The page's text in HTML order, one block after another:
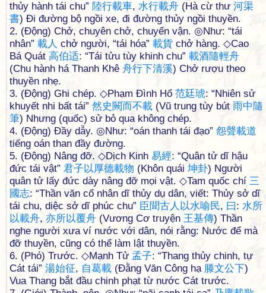
thủy hành tái chu” 陸行載車, 水行載舟 (Hà cừ thư 河渠
書) Đi đường bộ ngồi xe, đi đường thủy ngồi thuyền.
2. (Động) Chở, chuyên chở, chuyển vận. ◎Như: “tái
nhân” 載人 chở người, “tái hóa” 載貨 chở hàng. ◇Cao
Bá Quát 高伯适: “Tái tửu tùy khinh chu” 載酒隨輕舟
(Chu hành há Thanh Khê 舟行下清溪) Chở rượu theo
thuyền nhẹ.
3. (Động) Ghi chép. ◇Phạm Đình Hổ 范廷琥: “Nhiên sử
khuyết nhi bất tái” 然史闕而不載 (Vũ trung tùy bút 雨中隨
筆) Nhưng (quốc) sử bỏ qua không chép.
4. (Động) Đầy dẫy. ◎Như: “oán thanh tái đạo” 怨聲載道
tiếng oán than đầy đường.
5. (Động) Nâng đỡ. ◇Dịch Kinh 易經: “Quân tử dĩ hậu
đức tái vật” 君子以厚德載物 (Khôn quái 坤卦) Người
quân tử lấy đức dày nâng đỡ mọi vật. ◇Tam quốc chí 三
國志: “Thần văn cổ nhân dĩ thủy dụ dân, viết: Thủy sở dĩ
tái chu, diệc sở dĩ phúc chu” 臣聞古人 以水喻民, 曰: 水所
以載舟, 亦所以覆舟 (Vương Cơ truyện 王基傳) Thần
nghe người xưa ví nước với dân, nói rằng: Nước để mà
đỡ thuyền, cũng có thể làm lật thuyền.
6. (Phó) Trước. ◇Mạnh Tử 孟子: “Thang thủy chinh, tự
Cát tái” 湯始征, 自葛載 (Đằng Văn Công hạ 滕文公下)
Vua Thang bắt đầu chinh phạt từ nước Cát trước.